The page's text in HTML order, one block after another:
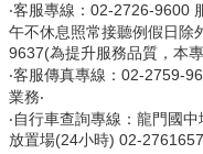
‧客服專線：02-2726-9600
午不休息照常接聽例假日除
9637(為提升服務品質，本
‧客服傳真專線：02-2759-
業務‧
‧自行車查詢專線：龍門國
放置場(24小時) 02-